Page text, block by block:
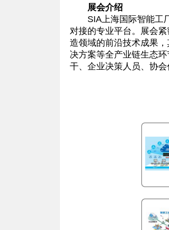
展会介绍
SIA上海国际智能工厂
对接的专业平台。展会
造领域的前沿技术成果
决方案等全产业链生态
干、企业决策人员、协